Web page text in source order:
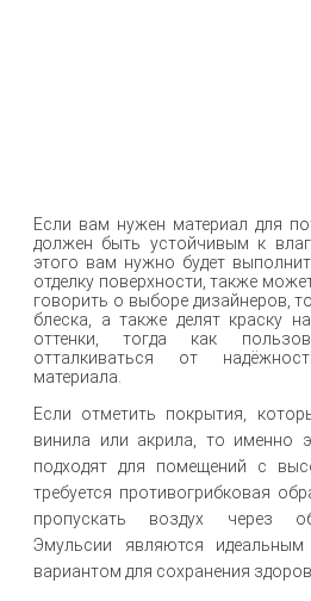
Если вам нужен материал для
должен быть устойчивым к
этого вам нужно будет
отделку поверхности, также
говорить о выборе дизайнеров,
блеска, а также делят краску
оттенки, тогда как
отталкиваться от
материала.
Если отметить покрытия,
винила или акрила, то именно
подходят для помещений с
требуется противогрибковая
пропускать воздух через
Эмульсии являются идеальным
вариантом для сохранения